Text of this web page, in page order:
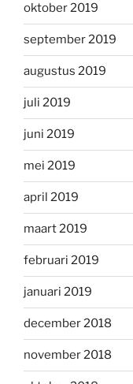
oktober 2019
september 2019
augustus 2019
juli 2019
juni 2019
mei 2019
april 2019
maart 2019
februari 2019
januari 2019
december 2018
november 2018